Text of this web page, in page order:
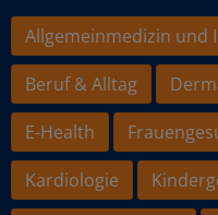
Allgemeinmedizin und
Beruf & Alltag
E-Health
Kardiologie